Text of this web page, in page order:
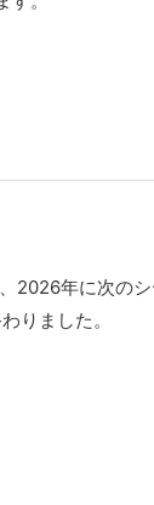
2026年に次の
りました。